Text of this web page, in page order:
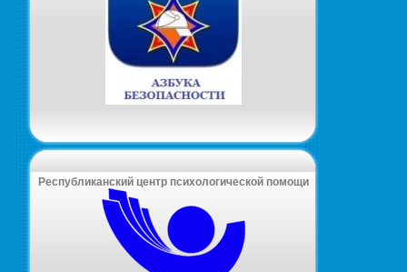
Республиканский центр психологической помощи